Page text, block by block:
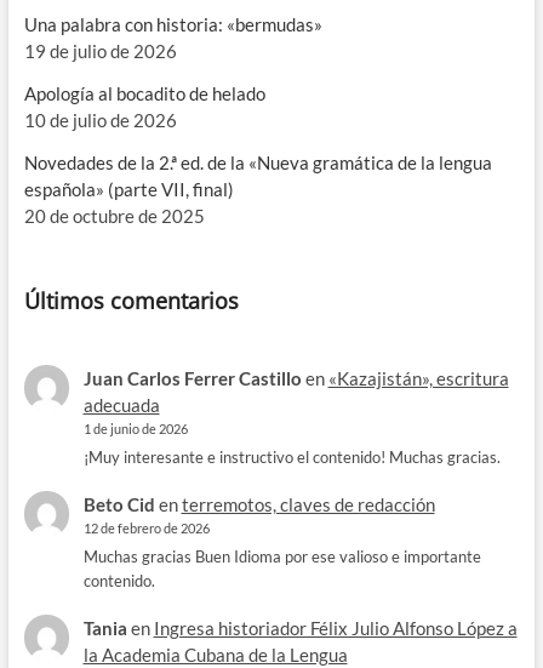
Una palabra con historia: «bermudas»
19 de julio de 2026
Apología al bocadito de helado
10 de julio de 2026
Novedades de la 2.ª ed. de la «Nueva gramática de la lengua
española» (parte VII, final)
20 de octubre de 2025
Últimos comentarios
Juan Carlos Ferrer Castillo en «Kazajistán», escritura
adecuada
1 de junio de 2026
¡Muy interesante e instructivo el contenido! Muchas gracias.
Beto Cid enterremotos, claves de redacción
12 de febrero de 2026
Muchas gracias Buen Idioma por ese valioso e importante
contenido.
Tania en Ingresa historiador Félix Julio Alfonso López a
la Academia Cubana de la Lengua